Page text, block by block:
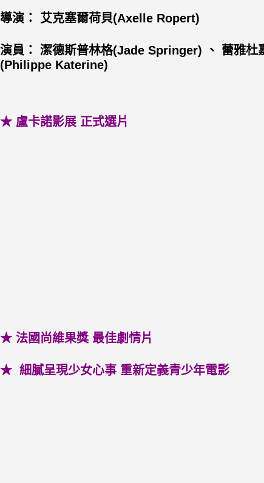
導演： 艾克塞爾荷貝(Axelle Ropert)
演員： 潔德斯普林格(Jade Springer) 、 蕾雅
(Philippe Katerine)
★ 盧卡諾影展 正式選片
★ 法國尚維果獎 最佳劇情片
★ 細膩呈現少女心事 重新定義青少年電影